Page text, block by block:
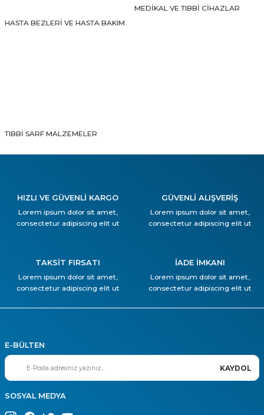
HASTA BEZLERİ VE HASTA BAKIM
MEDİKAL VE TIBBİ CİHAZLAR
TIBBİ SARF MALZEMELER
HIZLI VE GÜVENLİ KARGO
Lorem ipsum dolor sit amet,
consectetur adipiscing elit ut
GÜVENLİ ALIŞVERİŞ
Lorem ipsum dolor sit amet,
consectetur adipiscing elit ut
TAKSİT FIRSATI
Lorem ipsum dolor sit amet,
consectetur adipiscing elit ut
İADE İMKANI
Lorem ipsum dolor sit amet,
consectetur adipiscing elit ut
E-BÜLTEN
KAYDOL
SOSYAL MEDYA